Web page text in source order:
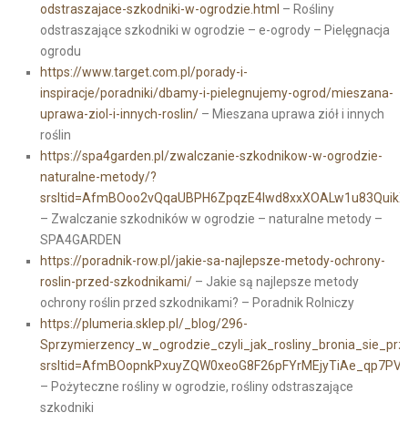
odstraszajace-szkodniki-w-ogrodzie.html – Rośliny
odstraszające szkodniki w ogrodzie – e-ogrody – Pielęgnacja
ogrodu
https://www.target.com.pl/porady-i-
inspiracje/poradniki/dbamy-i-pielegnujemy-ogrod/mieszana-
uprawa-ziol-i-innych-roslin/– Mieszana uprawa ziół i innych
roślin
https://spa4garden.pl/zwalczanie-szkodnikow-w-ogrodzie-
naturalne-metody/?
– Zwalczanie szkodników w ogrodzie – naturalne metody –
SPA4GARDEN
https://poradnik-row.pl/jakie-sa-najlepsze-metody-ochrony-
roslin-przed-szkodnikami/– Jakie są najlepsze metody
ochrony roślin przed szkodnikami? – Poradnik Rolniczy
https://plumeria.sklep.pl/_blog/296-
– Pożyteczne rośliny w ogrodzie, rośliny odstraszające
szkodniki